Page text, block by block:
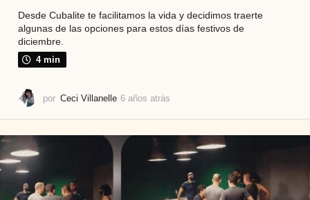
Desde Cubalite te facilitamos la vida y decidimos traerte
algunas de las opciones para estos días festivos de
diciembre.
4 min
por Ceci Villanelle 6 años atrás
o
s